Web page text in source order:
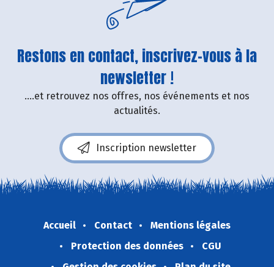
Restons en contact, inscrivez-vous à la
newsletter !
....et retrouvez nos offres, nos événements et nos
actualités.
Inscription newsletter
Accueil Contact
Mentions légales
Protection des données
CGU